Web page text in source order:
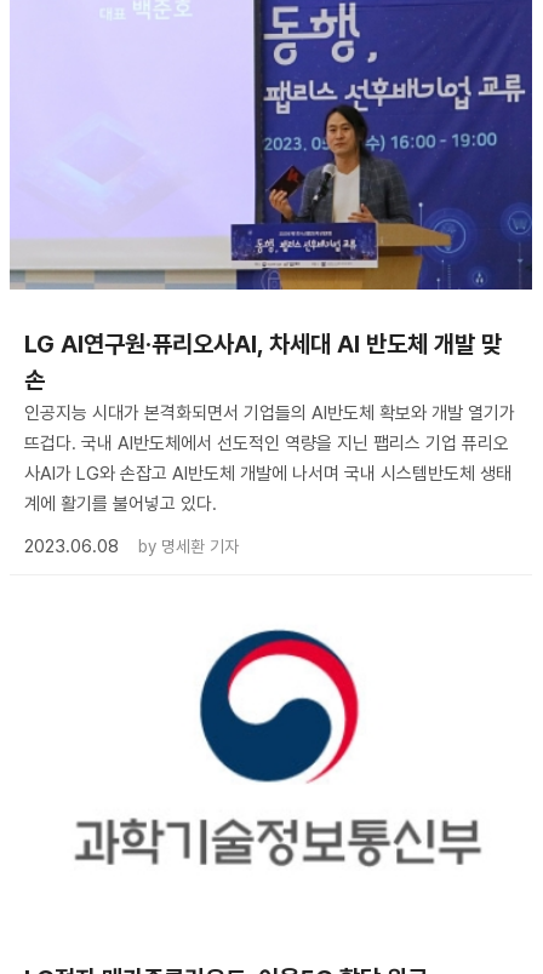
LG AI연구원·퓨리오사AI, 차세대 AI 반도체 개발 맞
손
인공지능 시대가 본격화되면서 기업들의 AI반도체 확보와 개발 열기가
뜨겁다. 국내 AI반도체에서 선도적인 역량을 지닌 팹리스 기업 퓨리오
사AI가 LG와 손잡고 AI반도체 개발에 나서며 국내 시스템반도체 생태
계에 활기를 불어넣고 있다.
2023.06.08
by 명세환 기자